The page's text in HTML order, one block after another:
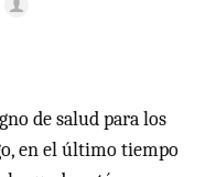
de salud para los
en el último tiempo